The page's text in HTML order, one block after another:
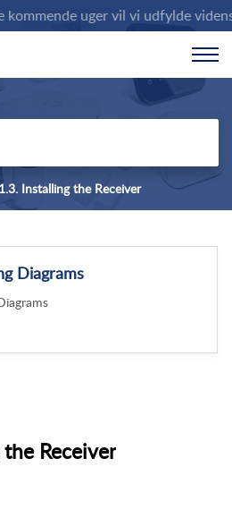
uger vil vi udfylde
1.3. Installing the Receiver
Diagrams
Receiver